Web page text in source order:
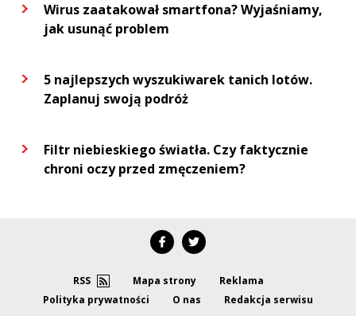
Wirus zaatakował smartfona? Wyjaśniamy,
jak usunąć problem
5 najlepszych wyszukiwarek tanich lotów.
Zaplanuj swoją podróż
Filtr niebieskiego światła. Czy faktycznie
chroni oczy przed zmęczeniem?
RSS Mapa strony
Reklama
Polityka prywatności
O nas Redakcja serwisu